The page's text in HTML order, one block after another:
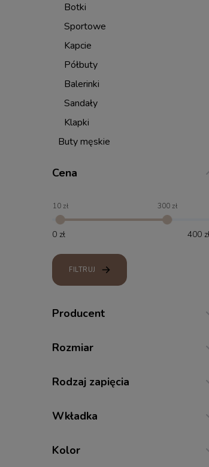
Botki
Sportowe
Kapcie
Półbuty
Balerinki
Sandały
Klapki
Buty męskie
Producent
Rozmiar
Rodzaj zapięcia
Wkładka
Kolor
Cena
10 300
FILTRUJ